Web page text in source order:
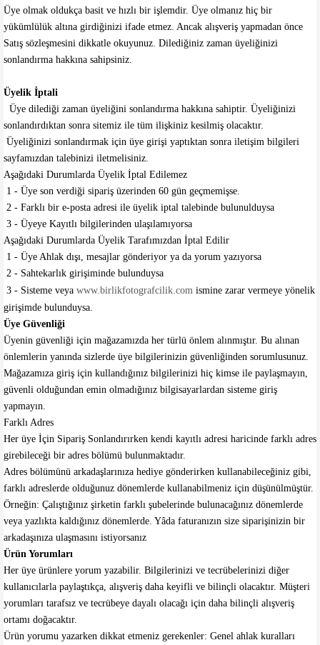
Üye olmak oldukça basit ve hızlı bir işlemdir. Üye olmanız hiç bir
yükümlülük altına girdiğinizi ifade etmez. Ancak alışveriş yapmadan önce
Satış sözleşmesini dikkatle okuyunuz. Dilediğiniz zaman üyeliğinizi
sonlandırma hakkına sahipsiniz.
Üyelik İptali
Üye dilediği zaman üyeliğini sonlandırma hakkına sahiptir. Üyeliğinizi
sonlandırdıktan sonra sitemiz ile tüm ilişkiniz kesilmiş olacaktır.
Üyeliğinizi sonlandırmak için üye girişi yaptıktan sonra iletişim bilgileri
sayfamızdan talebinizi iletmelisiniz.
Aşağıdaki Durumlarda Üyelik İptal Edilemez
1 - Üye son verdiği sipariş üzerinden 60 gün geçmemişse.
2 - Farklı bir e-posta adresi ile üyelik iptal talebinde bulunulduysa
3 - Üyeye Kayıtlı bilgilerinden ulaşılamıyorsa
Aşağıdaki Durumlarda Üyelik Tarafımızdan İptal Edilir
1 - Üye Ahlak dışı, mesajlar gönderiyor ya da yorum yazıyorsa
2 - Sahtekarlık girişiminde bulunduysa
3 - Sisteme veya www.birlikfotografcilik.com ismine zarar vermeye yönelik
girişimde bulunduysa.
Üye Güvenliği
Üyenin güvenliği için mağazamızda her türlü önlem alınmıştır. Bu alınan
önlemlerin yanında sizlerde üye bilgilerinizin güvenliğinden sorumlusunuz.
Mağazamıza giriş için kullandığınız bilgilerinizi hiç kimse ile paylaşmayın,
güvenli olduğundan emin olmadığınız bilgisayarlardan sisteme giriş
yapmayın.
Farklı Adres
Her üye İçin Sipariş Sonlandırırken kendi kayıtlı adresi haricinde farklı adres
girebileceği bir adres bölümü bulunmaktadır.
Adres bölümünü arkadaşlarınıza hediye gönderirken kullanabileceğiniz gibi,
farklı adreslerde olduğunuz dönemlerde kullanabilmeniz için düşünülmüştür.
Örneğin: Çalıştığınız şirketin farklı şubelerinde bulunacağınız dönemlerde
veya yazlıkta kaldığınız dönemlerde. Yâda faturanızın size siparişinizin bir
arkadaşınıza ulaşmasını istiyorsanız
Ürün Yorumları
Her üye ürünlere yorum yazabilir. Bilgilerinizi ve tecrübelerinizi diğer
kullanıcılarla paylaştıkça, alışveriş daha keyifli ve bilinçli olacaktır. Müşteri
yorumları tarafsız ve tecrübeye dayalı olacağı için daha bilinçli alışveriş
ortamı doğacaktır.
Ürün yorumu yazarken dikkat etmeniz gerekenler: Genel ahlak kuralları